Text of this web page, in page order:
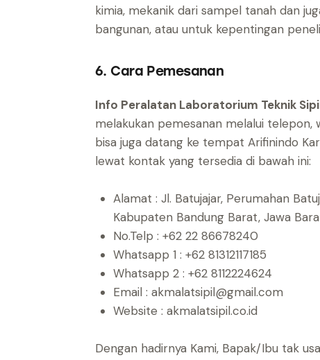
kimia, mekanik dari sampel tanah dan
bangunan, atau untuk kepentingan
6. Cara Pemesanan
Info Peralatan Laboratorium Teknik
melakukan pemesanan melalui telepon,
bisa juga datang ke tempat Arifinindo
lewat kontak yang tersedia di bawah ini:
Alamat : Jl. Batujajar, Perumahan
Kabupaten Bandung Barat, Jawa
No.Telp : +62 22 86678240
Whatsapp 1 : +62 81312117185
Whatsapp 2 : +62 8112224624
Email : akmalatsipil@gmail.com
Website : akmalatsipil.co.id
Dengan hadirnya Kami, Bapak/Ibu tak